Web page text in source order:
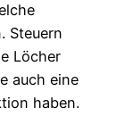
Steuern
Löcher
auch eine
haben.